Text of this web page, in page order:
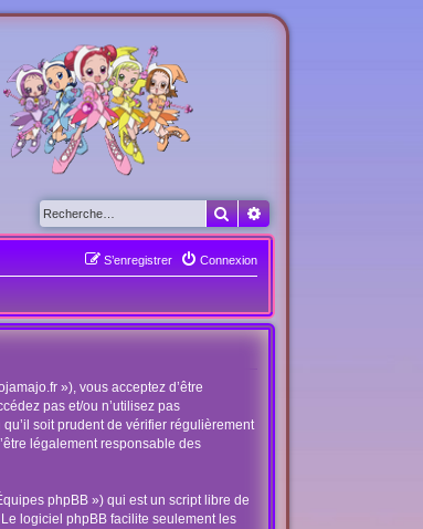
RechercherRecherche avancée
Connexion
S’enregistrer
»), vous acceptez d’être
pas et/ou n’utilisez pas
soit prudent de vérifier régulièrement
légalement responsable des
phpBB ») qui est un script libre de
Le logiciel phpBB facilite seulement les